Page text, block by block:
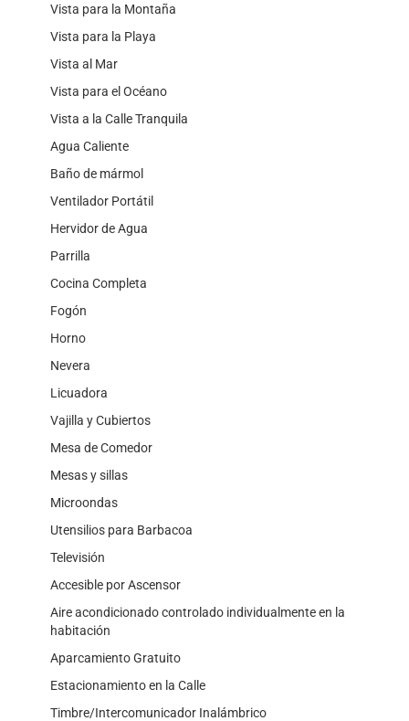
Vista para la Montaña
Vista para la Playa
Vista al Mar
Vista para el Océano
Vista a la Calle Tranquila
Agua Caliente
Baño de mármol
Ventilador Portátil
Hervidor de Agua
Parrilla
Cocina Completa
Fogón
Horno
Nevera
Licuadora
Vajilla y Cubiertos
Mesa de Comedor
Mesas y sillas
Microondas
Utensilios para Barbacoa
Televisión
Accesible por Ascensor
Aire acondicionado controlado individualmente en la
habitación
Aparcamiento Gratuito
Estacionamiento en la Calle
Timbre/Intercomunicador Inalámbrico